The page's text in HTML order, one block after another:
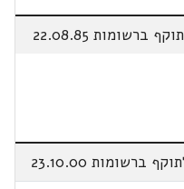
ברשומות 22.08.85
ברשומות 23.10.00